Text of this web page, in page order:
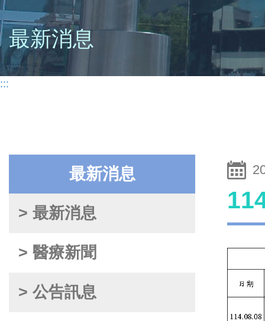
最新消息
:::
最新消息
> 最新消息
> 醫療新聞
> 公告訊息